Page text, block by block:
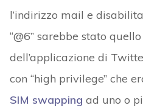
l’indirizzo mail e
“@6” sarebbe stato
dell’applicazione di
con “high privilege” che
SIM swapping ad uno o